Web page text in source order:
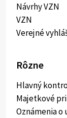
Návrhy VZN
VZN
Verejné
Rôzne
Hlavný
Majetkové
Oznámenia